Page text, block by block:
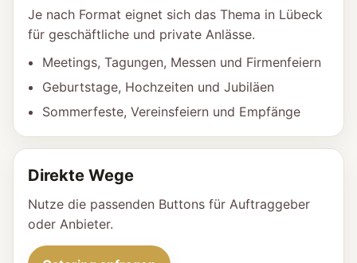
Je nach Format eignet sich das Thema in Lübeck
für geschäftliche und private Anlässe.
Meetings, Tagungen, Messen und Firmenfeiern
Geburtstage, Hochzeiten und Jubiläen
Sommerfeste, Vereinsfeiern und Empfänge
Direkte Wege
Nutze die passenden Buttons für Auftraggeber
oder Anbieter.